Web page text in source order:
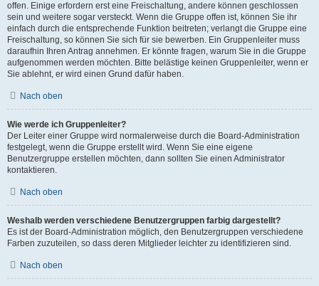
offen. Einige erfordern erst eine Freischaltung, andere können geschlossen
sein und weitere sogar versteckt. Wenn die Gruppe offen ist, können Sie ihr
einfach durch die entsprechende Funktion beitreten; verlangt die Gruppe eine
Freischaltung, so können Sie sich für sie bewerben. Ein Gruppenleiter muss
daraufhin Ihren Antrag annehmen. Er könnte fragen, warum Sie in die Gruppe
aufgenommen werden möchten. Bitte belästige keinen Gruppenleiter, wenn er
Sie ablehnt, er wird einen Grund dafür haben.
Nach oben
Wie werde ich Gruppenleiter?
Der Leiter einer Gruppe wird normalerweise durch die Board-Administration
festgelegt, wenn die Gruppe erstellt wird. Wenn Sie eine eigene
Benutzergruppe erstellen möchten, dann sollten Sie einen Administrator
kontaktieren.
Nach oben
Weshalb werden verschiedene Benutzergruppen farbig dargestellt?
Es ist der Board-Administration möglich, den Benutzergruppen verschiedene
Farben zuzuteilen, so dass deren Mitglieder leichter zu identifizieren sind.
Nach oben